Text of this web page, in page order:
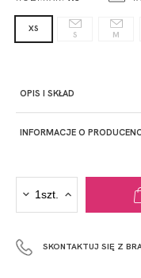
XS
S M
OPIS I SKŁAD
INFORMACJE O
Fashiontex Group
+48 42 719 43 15
SKONTAKTUJ SIĘ Z